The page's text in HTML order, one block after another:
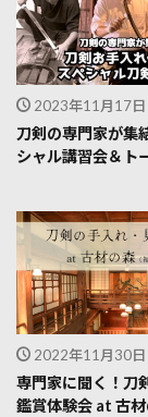
2023年11月17日
刀剣の専門家が集
シャル講習会＆ト
2022年11月30日
専門家に聞く！刀
鑑賞体験会 at 古